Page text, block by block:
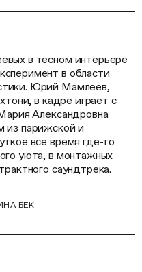
в тесном интерьере
в области
Юрий Мамлеев,
в кадре играет с
Александровна
из парижской и
все время где-то
уюта, в монтажных
саундтрека.
БЕК